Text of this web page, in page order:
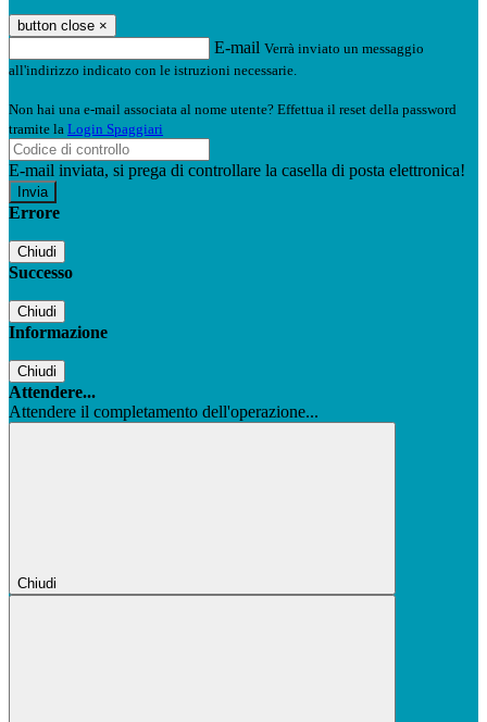
button close ×
E-mail Verrà inviato un messaggio
all'indirizzo indicato con le istruzioni necessarie.
Non hai una e-mail associata al nome utente? Effettua il reset della password
tramite la Login Spaggiari
E-mail inviata, si prega di controllare la casella di posta elettronica!
Errore
Chiudi
Successo
Chiudi
Informazione
Chiudi
Attendere...
Attendere il completamento dell'operazione...
Chiudi